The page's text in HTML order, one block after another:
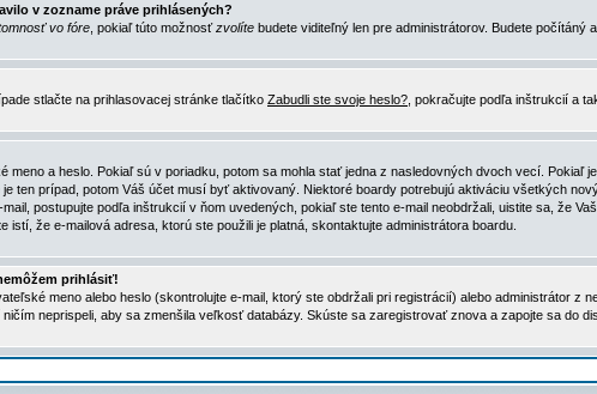
v zozname práve prihlásených?
vo fóre , pokiaľ túto možnosťzvolíte budete viditeľný len pre administrátorov. Budete počítáný
stlačte na prihlasovacej stránke tlačítko Zabudli ste svoje heslo? , pokračujte podľa inštrukcií a
a heslo. Pokiaľ sú v poriadku, potom sa mohla stať jedna z nasledovných dvoch vecí. Pokiaľ
ten prípad, potom Váš účet musí byť aktivovaný. Niektoré boardy potrebujú aktiváciu všetkých
postupujte podľa inštrukcií v ňom uvedených, pokiaľ ste tento e-mail neobdržali, uistite sa, že
že e-mailová adresa, ktorú ste použili je platná, skontaktujte administrátora boardu.
prihlásiť!
meno alebo heslo (skontrolujte e-mail, ktorý ste obdržali pri registrácií) alebo administrátor
neprispeli, aby sa zmenšila veľkosť databázy. Skúste sa zaregistrovať znova a zapojte sa do